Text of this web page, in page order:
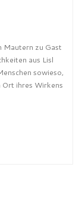
Mautern zu Gast
aus Lisl
sowieso,
Ort ihres Wirkens